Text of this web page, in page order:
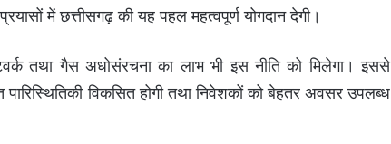
में छत्तीसगढ़ की यह पहल महत्वपूर्ण योगदान देगी।
तथा गैस अधोसंरचना का लाभ भी इस नीति को मिलेगा। इससे
विकसित होगी तथा निवेशकों को बेहतर अवसर उपलब्ध